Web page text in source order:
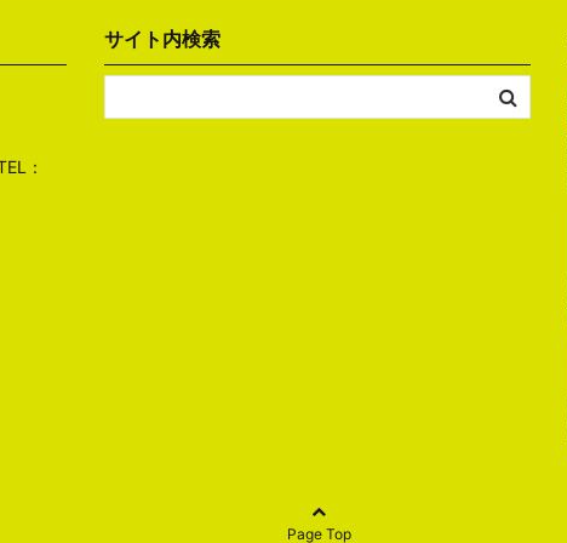
：
サイト内検索
Page Top